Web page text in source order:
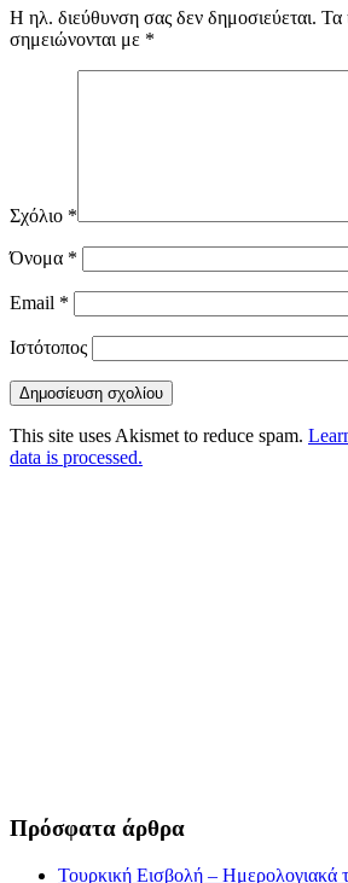
Η ηλ. διεύθυνση σας δεν δημοσιεύεται. Τα
σημειώνονται με *
Σχόλιο *
Όνομα *
Email *
Ιστότοπος
This site uses Akismet to reduce spam.
data is processed.
Πρόσφατα άρθρα
Τουρκική Εισβολή – Ημερολογιακά